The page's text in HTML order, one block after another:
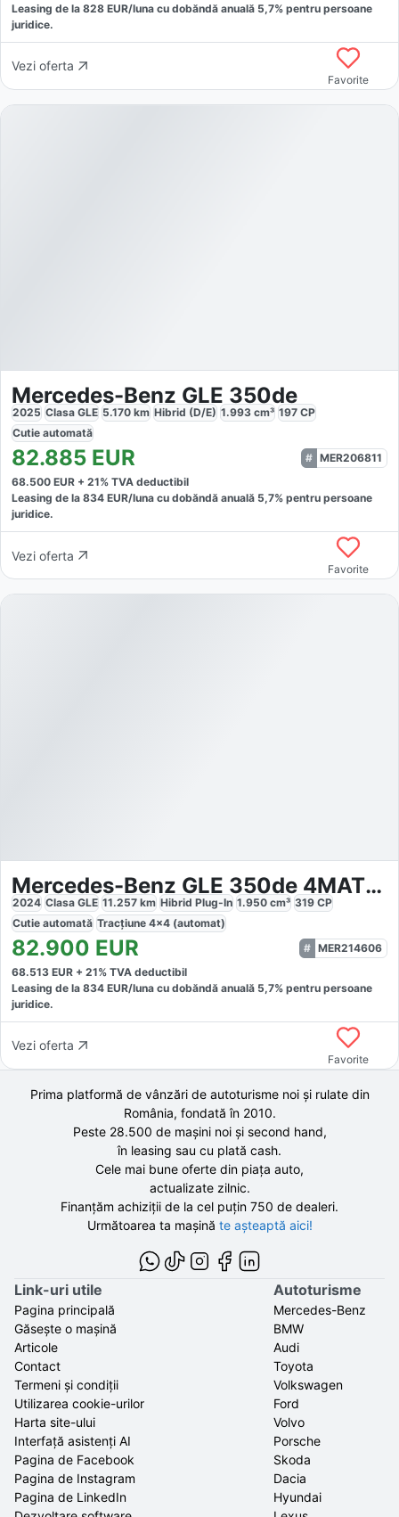
Leasing de la 828 EUR/luna cu dobăndă anuală 5,7% pentru persoane
juridice.
Vezi oferta
Favorite
Mercedes-Benz GLE 350de
2025 Clasa GLE 5.170 km Hibrid (D/E) 1.993 cm³ 197 CP
Cutie automată
82.885 EUR
MER206811
68.500 EUR + 21% TVA deductibil
Leasing de la 834 EUR/luna cu dobăndă anuală 5,7% pentru persoane
juridice.
Vezi oferta
Favorite
Mercedes-Benz GLE 350de 4MATIC AMG Line
2024 Clasa GLE 11.257 km Hibrid Plug-In 1.950 cm³ 319 CP
Cutie automată Tracțiune 4x4 (automat)
82.900 EUR
MER214606
68.513 EUR + 21% TVA deductibil
Leasing de la 834 EUR/luna cu dobăndă anuală 5,7% pentru persoane
juridice.
Vezi oferta
Favorite
Prima platformă de vânzări de autoturisme noi și rulate din
România, fondată în 2010.
Peste 28.500 demașini noi și second hand,
în leasing sau cu plată cash.
Cele mai bune oferte din piața auto,
actualizate zilnic.
Finanțăm achiziții de la cel puțin 750 de dealeri.
Următoarea ta mașină te așteaptă aici!
Link-uri utile
Pagina principală
Găsește o mașină
Articole
Contact
Termeni și condiții
Utilizarea cookie-urilor
Harta site-ului
Interfață asistenți AI
Pagina de Facebook
Pagina de Instagram
Pagina de LinkedIn
Autoturisme
Mercedes-Benz
BMW
Audi
Toyota
Volkswagen
Ford
Volvo
Porsche
Skoda
Dacia
Hyundai